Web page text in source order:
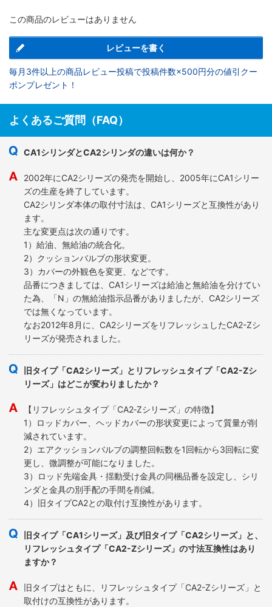
この商品のレビューはありません
レビューを書く
毎月3件以上の商品レビュー投稿で投稿件数×500円分の値引クー
ポンプレゼント！
よくあるご質問（FAQ）
CA1シリンダとCA2シリンダの違いは何か？
2002年にCA2シリーズの発売を開始し、2005年にCA1シリー
ズの生産を終了しています。
CA2シリンダ本体の取付寸法は、CA1シリーズと互換性があり
ます。
主な変更点は次の通りです。
1）給油、無給油の統合化。
2）クッションバルブの形状変更。
3）カバーの外観色を変更、などです。
品番につきましては、CA1シリーズは給油と無給油を分けてい
た為、「N」の無給油指示品番がありましたが、CA2シリーズ
では無くなっています。
なお2012年8月に、CA2シリーズをリフレッシュしたCA2-Zシ
リーズが発売されました。
旧タイプ「CA2シリーズ」とリフレッシュタイプ「CA2-Zシ
リーズ」はどこが変わりましたか？
【リフレッシュタイプ「CA2‐Zシリーズ」の特徴】
1）ロッドカバー、ヘッドカバーの形状変更によって質量が削
減されています。
2）エアクッションバルブの調整回転数を1回転から3回転に変
更し、微調整が可能になりました。
3）ロッド先端金具・揺動受け金具の同梱品番を設定し、シリ
ンダと金具の別手配の手間を削減。
4）旧タイプCA2との取付け互換性があります。
旧タイプ「CA1シリーズ」及び旧タイプ「CA2シリーズ」と、
リフレッシュタイプ「CA2-Zシリーズ」の寸法互換性はあり
ますか？
旧タイプはともに、リフレッシュタイプ「CA2-Zシリーズ」と
取付けの互換性があります。